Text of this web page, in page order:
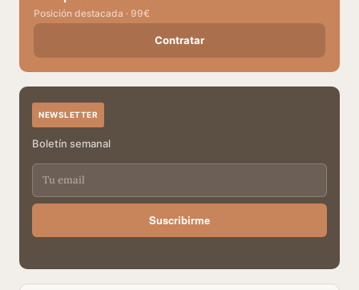
Posición destacada · 99€
Contratar
NEWSLETTER
Boletín semanal
Suscribirme